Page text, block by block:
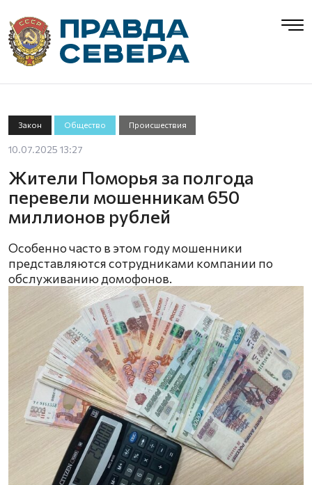
Закон Общество Происшествия
10.07.2025 13:27
Жители Поморья за полгода
перевели мошенникам 650
миллионов рублей
Особенно часто в этом году мошенники
представляются сотрудниками компании по
обслуживанию домофонов.